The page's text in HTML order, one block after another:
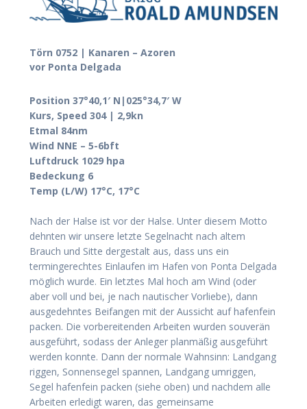
Törn 0752 | Kanaren – Azoren
vor Ponta Delgada
Position 37°40,1′ N|025°34,7′ W
Kurs, Speed 304 | 2,9kn
Etmal 84nm
Wind NNE – 5-6bft
Luftdruck 1029 hpa
Bedeckung 6
Temp (L/W) 17°C, 17°C
Nach der Halse ist vor der Halse. Unter diesem Motto
dehnten wir unsere letzte Segelnacht nach altem
Brauch und Sitte dergestalt aus, dass uns ein
termingerechtes Einlaufen im Hafen von Ponta Delgada
möglich wurde. Ein letztes Mal hoch am Wind (oder
aber voll und bei, je nach nautischer Vorliebe), dann
ausgedehntes Beifangen mit der Aussicht auf hafenfein
packen. Die vorbereitenden Arbeiten wurden souverän
ausgeführt, sodass der Anleger planmäßig ausgeführt
werden konnte. Dann der normale Wahnsinn: Landgang
riggen, Sonnensegel spannen, Landgang umriggen,
Segel hafenfein packen (siehe oben) und nachdem alle
Arbeiten erledigt waren, das gemeinsame